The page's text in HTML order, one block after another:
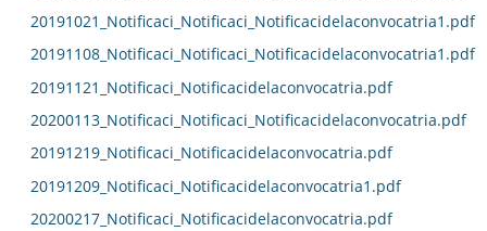
20191021_Notificaci_Notificaci_Notificacidelaconvocatria1.pdf
20191108_Notificaci_Notificaci_Notificacidelaconvocatria1.pdf
20191121_Notificaci_Notificacidelaconvocatria.pdf
20200113_Notificaci_Notificaci_Notificacidelaconvocatria.pdf
20191219_Notificaci_Notificacidelaconvocatria.pdf
20191209_Notificaci_Notificacidelaconvocatria1.pdf
20200217_Notificaci_Notificacidelaconvocatria.pdf